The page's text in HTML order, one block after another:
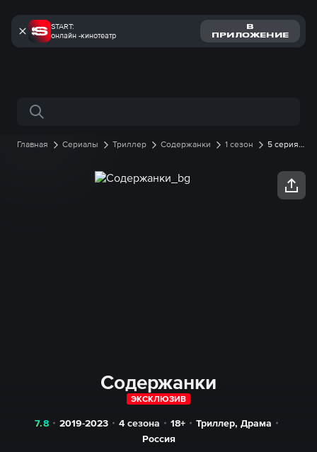
START:
онлайн -кинотеатр
В
ПРИЛОЖЕНИЕ
Поиск по сайту
Главная Сериалы Триллер Содержанки 1 сезон
5 серия
Содержанки
ЭКСКЛЮЗИВ
7.8 2019-2023 4 сезона 18+ Триллер, Драма
Россия